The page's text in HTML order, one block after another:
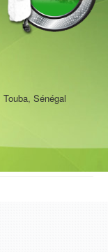
Sénégal